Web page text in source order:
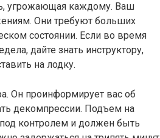
угрожающая каждому. Ваш
Они требуют больших
состоянии. Если во время
дайте знать инструктору,
на лодку.
Он проинформирует вас об
декомпрессии. Подъем на
контролем и должен быть